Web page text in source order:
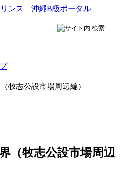
牧志公設市場周辺編）
（牧志公設市場周辺